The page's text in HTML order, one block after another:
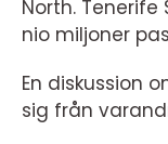
North.
nio miljoner
En diskussion
sig från